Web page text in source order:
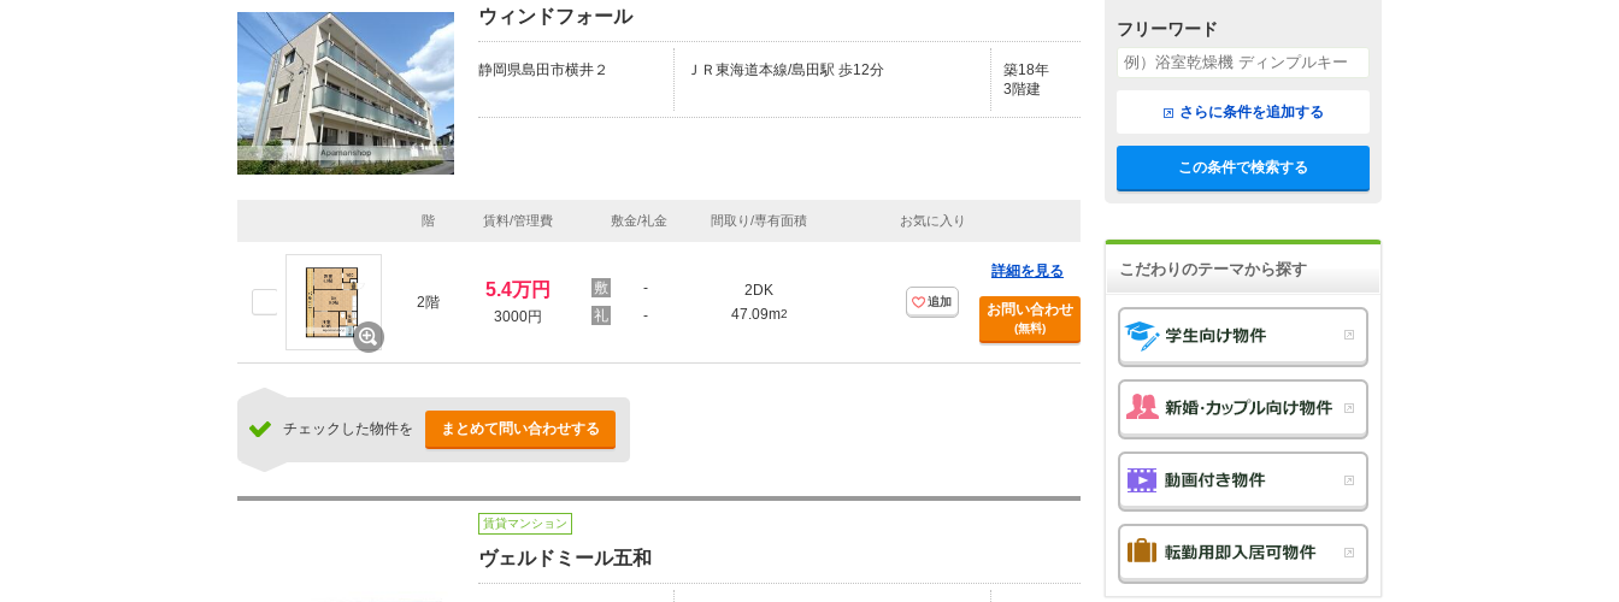
ウィンドフォール
静岡県島田市横井２ ＪＲ東海道本線/島田駅 歩12分
築18年
3階建
階 賃料/管理費 敷金/礼金 間取り/専有面積 お気に入り
2階
5.4万円
3000円
-
-
2DK
47.09m2
追加
詳細を見る
お問い合わせ
(無料)
チェックした物件を まとめて問い合わせする
賃貸マンション
ヴェルドミール五和
フリーワード
さらに条件を追加する
この条件で検索する
こだわりのテーマから探す